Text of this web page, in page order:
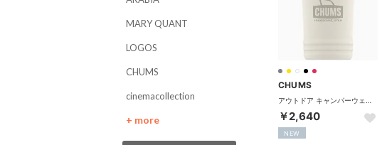
MARY QUANT
LOGOS
CHUMS
cinemacollection
+ more
CHUMS
￥2,640
NEW